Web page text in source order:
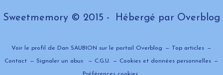
Sweetmemory © 2015 - Hébergé par Overblog
Voir le profil de Dan SAUBION sur le portail Overblog Top articles
Contact Signaler un abus C.G.U. Cookies et données personnelles